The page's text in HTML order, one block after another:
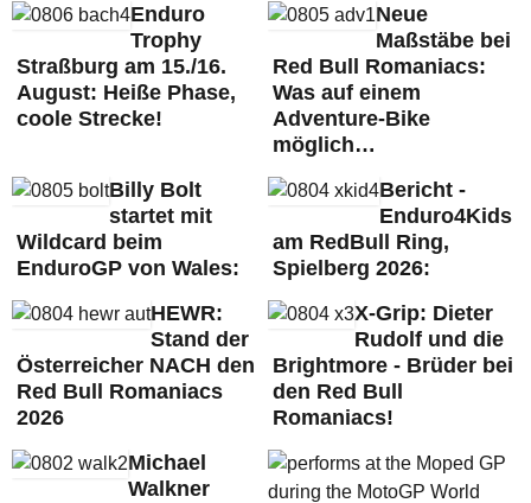
Enduro
Trophy
Straßburg am 15./16.
August: Heiße Phase,
coole Strecke!
Neue
Maßstäbe bei
Red Bull Romaniacs:
Was auf einem
Adventure-Bike
möglich…
Billy Bolt
startet mit
Wildcard beim
EnduroGP von Wales:
Bericht -
Enduro4Kids
am RedBull Ring,
Spielberg 2026:
HEWR:
Stand der
Österreicher NACH den
Red Bull Romaniacs
2026
X-Grip: Dieter
Rudolf und die
Brightmore - Brüder bei
den Red Bull
Romaniacs!
Michael
Walkner